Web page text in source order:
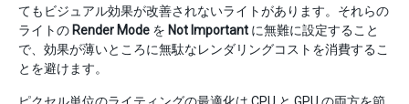
てもビジュアル効果が改善されないライトがあります。それらの
ライトの Render Mode を Not Important に無難に設定すること
で、効果が薄いところに無駄なレンダリングコストを消費するこ
とを避けます。